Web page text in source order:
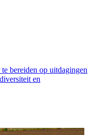
bereiden op uitdagingen
en